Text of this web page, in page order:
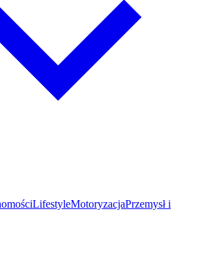
LifestyleMotoryzacjaPrzemysł i